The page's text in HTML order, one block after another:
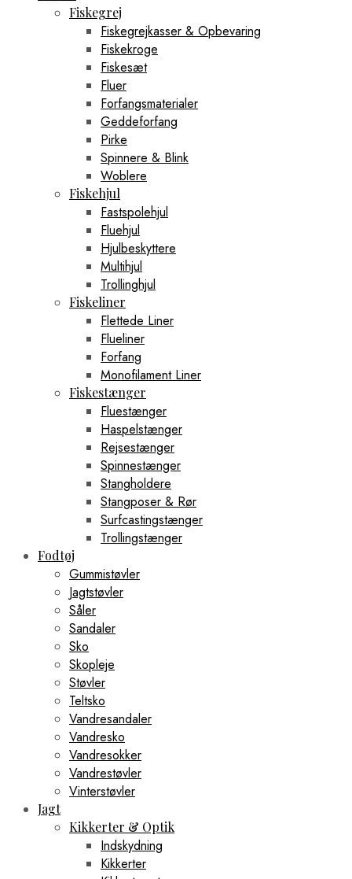
Fiskegrej
Fiskegrejkasser & Opbevaring
Fiskekroge
Fiskesæt
Fluer
Forfangsmaterialer
Geddeforfang
Pirke
Spinnere & Blink
Woblere
Fiskehjul
Fastspolehjul
Fluehjul
Hjulbeskyttere
Multihjul
Trollinghjul
Fiskeliner
Flettede Liner
Flueliner
Forfang
Monofilament Liner
Fiskestænger
Fluestænger
Haspelstænger
Rejsestænger
Spinnestænger
Stangholdere
Stangposer & Rør
Surfcastingstænger
Trollingstænger
Fodtøj
Gummistøvler
Jagtstøvler
Såler
Sandaler
Sko
Skopleje
Støvler
Teltsko
Vandresandaler
Vandresko
Vandresokker
Vandrestøvler
Vinterstøvler
Jagt
Kikkerter & Optik
Indskydning
Kikkerter